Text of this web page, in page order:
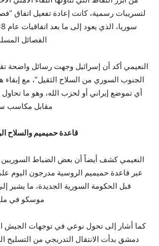
لتسريبات رسمية، كانت إعادة تفعيل اتفاق
الفصائل
النعيمي أكد أن إسرائيل وجهت رسائل واضحة
الجنوب السوري من السلاح الثقيل”، مع إبقاء
أي تموضع إيراني أو لحزب الله، وهو ما
مقابل مكاسب
قاعدة حميميم والسلاح
النعيمي كشف أيضاً أن بعض الضباط السوريين
عبر قاعدة حميميم الروسية مدرجون اليوم
قبل الحكومة السورية الجديدة، ما يشير
موسكو في
كما أشار إلى تحول نوعي في توجهات الجيش
دمشق بدأت الانتقال التدريجي من التسليح